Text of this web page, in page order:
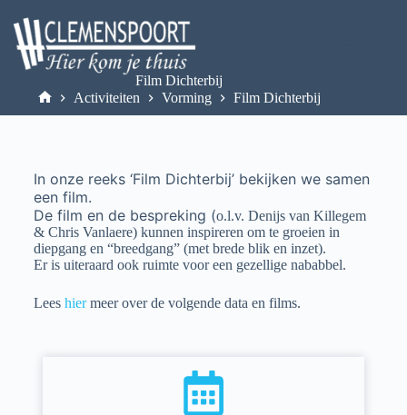
Film Dichterbij
Activiteiten
Vorming Film Dichterbij
In onze reeks ‘Film Dichterbij’ bekijken we samen
een film.
De film en de bespreking (o.l.v. Denijs van Killegem
& Chris Vanlaere)kunnen inspireren om te groeien in
diepgang en “breedgang” (met brede blik en inzet).
Er is uiteraard ook ruimte voor een gezellige nababbel.
Lees hiermeer over de volgende data en films.